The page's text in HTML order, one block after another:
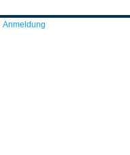
Anmeldung